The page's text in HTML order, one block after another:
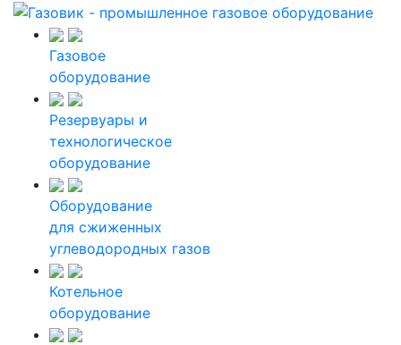
Газовое
оборудование
Резервуары и
технологическое
оборудование
Оборудование
для сжиженных
углеводородных газов
Котельное
оборудование